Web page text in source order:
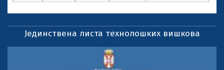
Јединствена листа технолошких вишкова